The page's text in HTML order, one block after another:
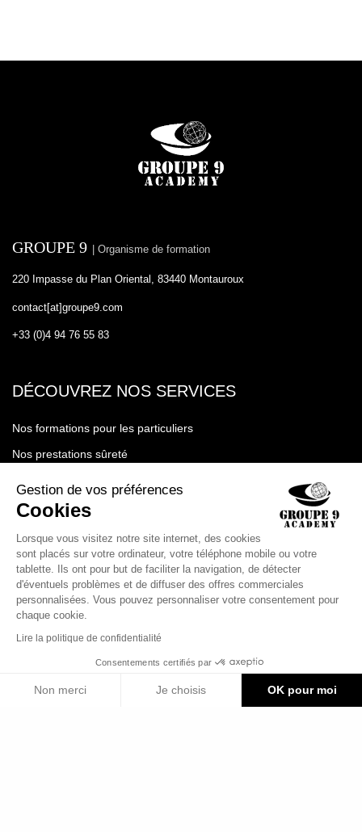
GROUPE 9 | Organisme de formation
220 Impasse du Plan Oriental, 83440 Montauroux
contact[at]groupe9.com
+33 (0)4 94 76 55 83
DÉCOUVREZ NOS SERVICES
Nos formations pour les particuliers
Nos prestations sûreté
LIENS UTILES
Contact
Actualités
Mentions légales
Gestion de vos préférences
Cookies
Lorsque vous visitez notre site internet, des cookies
sont placés sur votre ordinateur, votre téléphone mobile ou votre
tablette. Ils ont pour but de faciliter la navigation, de détecter
d'éventuels problèmes et de diffuser des offres commerciales
personnalisées. Vous pouvez personnaliser votre consentement pour
chaque cookie.
Lire la politique de confidentialité
Consentements certifiés par
Non merci Je choisis OK pour moi